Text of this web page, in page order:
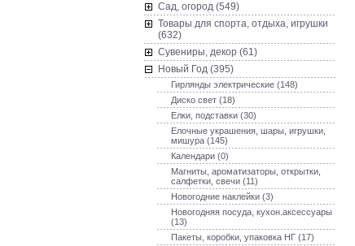
Сад, огород (549)
Товары для спорта, отдыха, игрушки
(632)
Сувениры, декор (61)
Новый Год (395)
Гирлянды электрические (148)
Диско свет (18)
Елки, подставки (30)
Елочные украшения, шары, игрушки,
мишура (145)
Календари (0)
Магниты, ароматизаторы, открытки,
салфетки, свечи (11)
Новогодние наклейки (3)
Новогодняя посуда, кухон.аксессуары
(13)
Пакеты, коробки, упаковка НГ (17)